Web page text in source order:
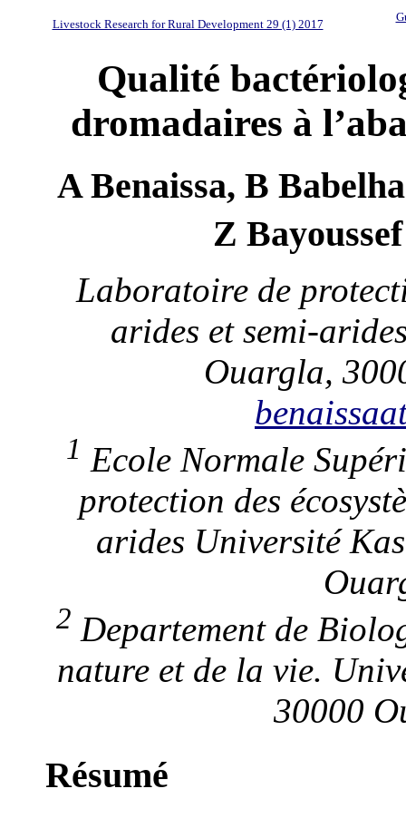
Livestock Research for Rural Development 29 (1) 2017
Qualité
dromadaires à
A Benaissa, B
Z Bayoussef
Laboratoire de
arides et semi-
Ouargla,
1 Ecole Normale
protection des
arides Université
2 Departement de
nature et de la vie.
30000
Résumé